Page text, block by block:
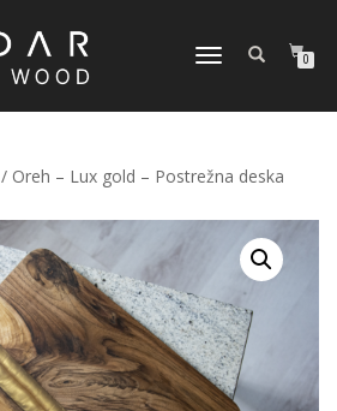
VKLOPI/IZKLOPI
0
/ Oreh – Lux gold – Postrežna deska